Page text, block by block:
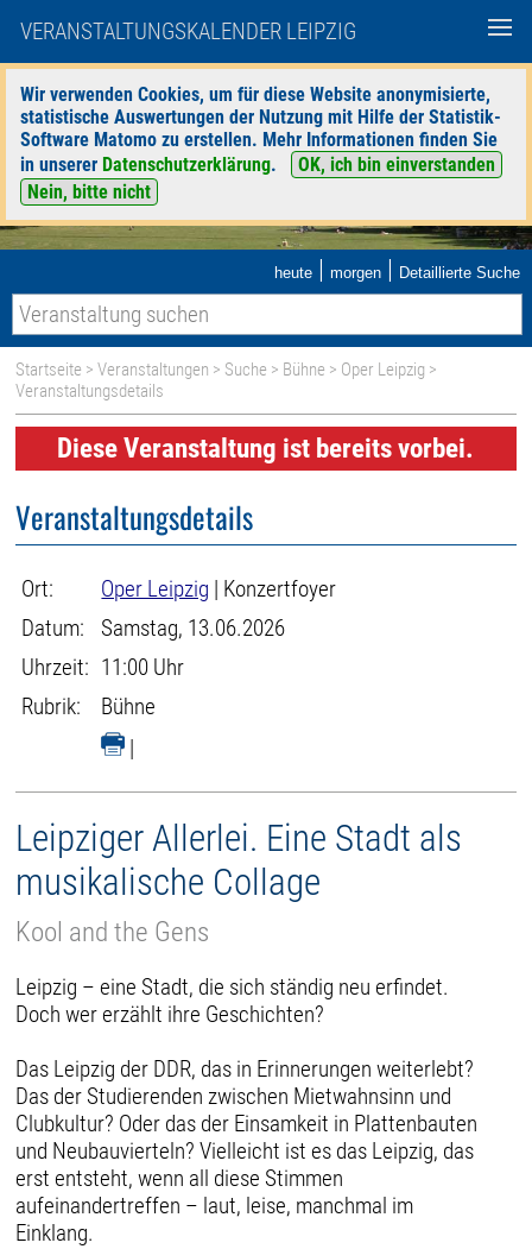
VERANSTALTUNGSKALENDER LEIPZIG
Wir verwenden Cookies, um für diese Website anonymisierte,
statistische Auswertungen der Nutzung mit Hilfe der Statistik-
Software Matomo zu erstellen. Mehr Informationen finden Sie
in unserer Datenschutzerklärung.
OK, ich bin einverstanden
Nein, bitte nicht
heute | morgen | Detaillierte Suche
Startseite >Veranstaltungen > Suche > Bühne > Oper Leipzig >
Veranstaltungsdetails
Diese Veranstaltung ist bereits vorbei.
Veranstaltungsdetails
Ort: Oper Leipzig | Konzertfoyer
Datum:
Samstag, 13.06.2026
Uhrzeit: 11:00 Uhr
Rubrik:
Bühne
|
Leipziger Allerlei. Eine Stadt als
musikalische Collage
Kool and the Gens
Leipzig – eine Stadt, die sich ständig neu erfindet.
Doch wer erzählt ihre Geschichten?
Das Leipzig der DDR, das in Erinnerungen weiterlebt?
Das der Studierenden zwischen Mietwahnsinn und
Clubkultur? Oder das der Einsamkeit in Plattenbauten
und Neubauvierteln? Vielleicht ist es das Leipzig, das
erst entsteht, wenn all diese Stimmen
aufeinandertreffen – laut, leise, manchmal im
Einklang.